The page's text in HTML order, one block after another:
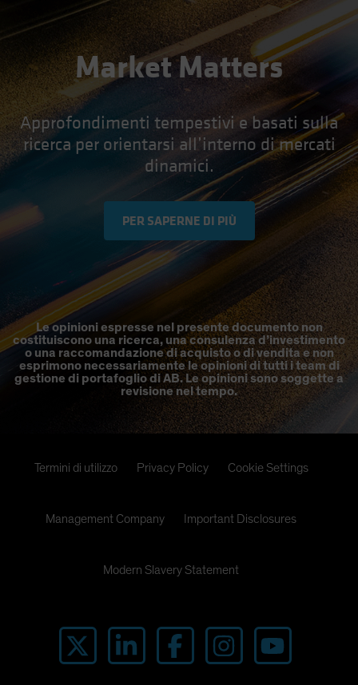
Market Matters
Approfondimenti tempestivi e basati sulla
ricerca per orientarsi all’interno di mercati
dinamici.
PER SAPERNE DI PIÙ
Le opinioni espresse nel presente documento non
costituiscono una ricerca, una consulenza d’investimento
o una raccomandazione di acquisto o di vendita e non
esprimono necessariamente le opinioni di tutti i team di
gestione di portafoglio di AB. Le opinioni sono soggette a
revisione nel tempo.
Termini di utilizzo Privacy Policy Cookie Settings
Management Company Important Disclosures
Modern Slavery Statement